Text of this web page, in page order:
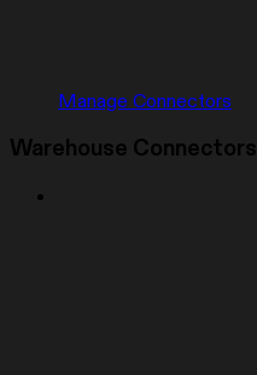
Manage Connectors
Warehouse Connectors